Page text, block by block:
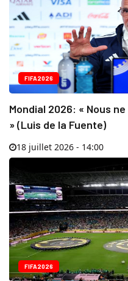
FIFA2026
Mondial 2026: « Nous
» (Luis de la Fuente)
18 juillet 2026 - 14:00
FIFA2026